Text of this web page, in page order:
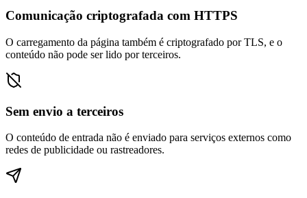
Comunicação criptografada com HTTPS
O carregamento da página também é criptografado por TLS, e o
conteúdo não pode ser lido por terceiros.
Sem envio a terceiros
O conteúdo de entrada não é enviado para serviços externos como
redes de publicidade ou rastreadores.